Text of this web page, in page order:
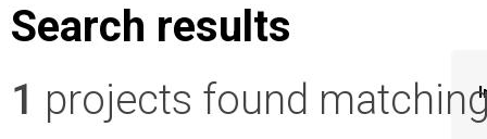
Search results
1 projects found